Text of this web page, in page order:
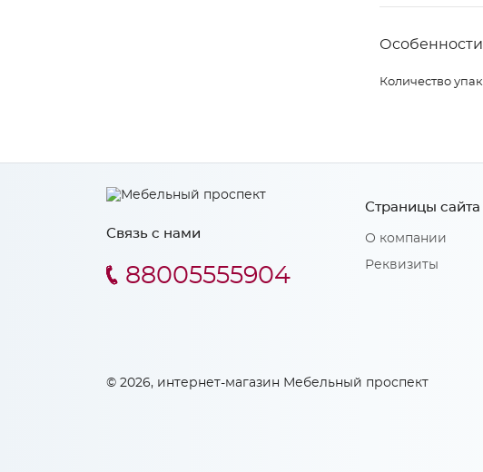
Особенности
Количество
Связь с нами
88005555904
Страницы сайта
О компании
Реквизиты
© 2026, интернет-магазин Мебельный проспект